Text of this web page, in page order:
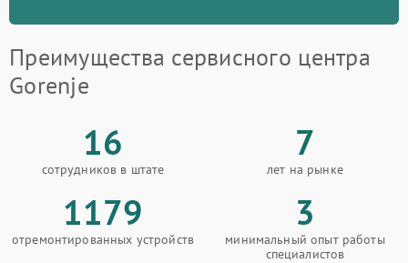
Преимущества сервисного центра
Gorenje
16
сотрудников в штате
7
лет на рынке
1179
отремонтированных устройств
3
минимальный опыт работы
специалистов